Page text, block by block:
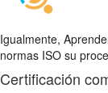
Igualmente,
normas ISO su
Certificación